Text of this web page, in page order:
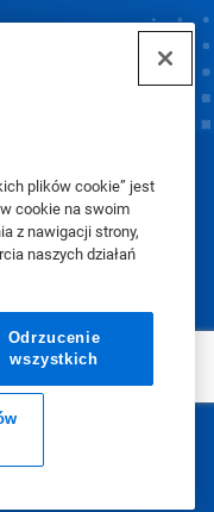
plików cookie” jest
cookie na swoim
z nawigacji strony,
naszych działań
Odrzucenie
wszystkich
do nas
prywatności